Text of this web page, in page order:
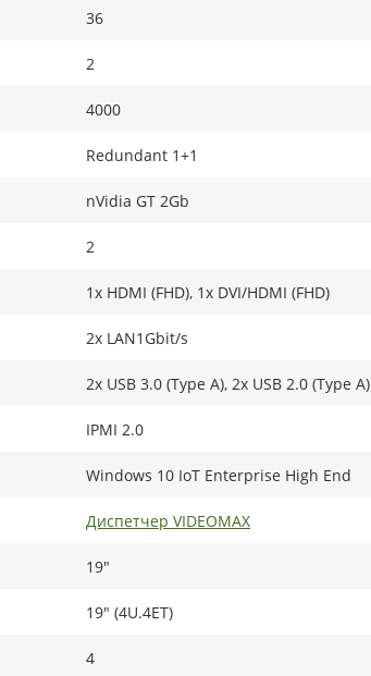
36
2
4000
Redundant 1+1
nVidia GT 2Gb
2
1x HDMI (FHD), 1x DVI/HDMI (FHD)
2x LAN1Gbit/s
2x USB 3.0 (Type A), 2x USB 2.0 (Type A)
IPMI 2.0
Windows 10 IoT Enterprise High End
Диспетчер VIDEOMAX
19"
19" (4U.4ET)
4